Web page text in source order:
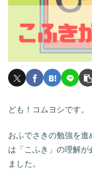
ども！コムヨシです。
おふでさきの勉強を
は「こふき」の理解が
ました。